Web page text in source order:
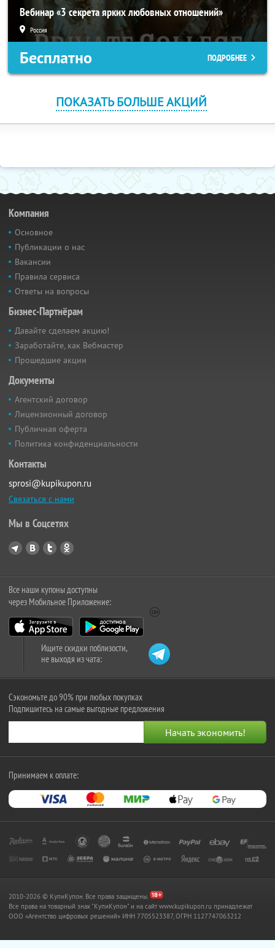
Вебинар «3 секрета ярких любовных отношений»
Россия
Бесплатно ПОДРОБНЕЕ
ПОКАЗАТЬ БОЛЬШЕ АКЦИЙ
Компания
Основное
Публикации о нас
Вакансии
Правила сервиса
Ответы на вопросы
Бизнес-Партнёрам
Давайте сделаем акцию!
Заработайте, как Вебмастер
Прошедшие акции
Документы
Агентский договор
Лицензионный договор
Публичная оферта
Политика конфиденциальности
Контакты
sprosi@kupikupon.ru
Связаться с нами
Мы в Соцсетях
Все наши купоны доступны
через Мобильное Приложение:
Ищите скидки поблизости,
не выходя из чата:
Сэкономьте до 90% при любых покупках
Подпишитесь на самые выгодные предложения
Принимаем к оплате:
2010-2026 © КупиКупон. Все права защищены.
Все права на товарный знак "КупиКупон" и на сайт www.kupikupon.ru принадлежат
OOO «Агентство цифровых решений» ИНН 7705523387, ОГРН 1127747063212